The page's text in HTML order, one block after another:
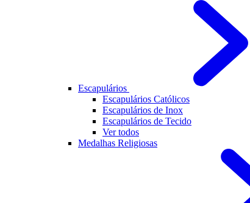
Escapulários
Escapulários Católicos
Escapulários de Inox
Escapulários de Tecido
Ver todos
Medalhas Religiosas